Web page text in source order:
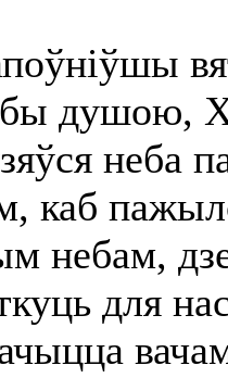
душою,
неба
каб
небам,
для